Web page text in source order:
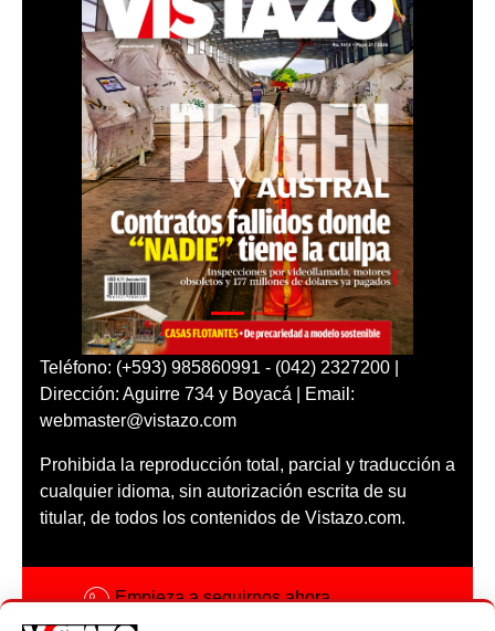
Teléfono: (+593) 985860991 - (042) 2327200 |
Dirección: Aguirre 734 y Boyacá | Email:
webmaster@vistazo.com
Prohibida la reproducción total, parcial y traducción a
cualquier idioma, sin autorización escrita de su
titular, de todos los contenidos de Vistazo.com.
Empieza a seguirnos ahora